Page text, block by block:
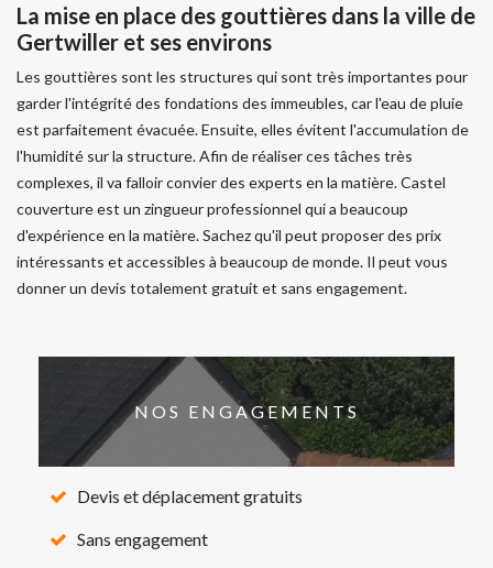
La mise en place des gouttières dans la ville de
Gertwiller et ses environs
Les gouttières sont les structures qui sont très importantes pour
garder l'intégrité des fondations des immeubles, car l'eau de pluie
est parfaitement évacuée. Ensuite, elles évitent l'accumulation de
l'humidité sur la structure. Afin de réaliser ces tâches très
complexes, il va falloir convier des experts en la matière. Castel
couverture est un zingueur professionnel qui a beaucoup
d'expérience en la matière. Sachez qu'il peut proposer des prix
intéressants et accessibles à beaucoup de monde. Il peut vous
donner un devis totalement gratuit et sans engagement.
NOS ENGAGEMENTS
Devis et déplacement gratuits
Sans engagement